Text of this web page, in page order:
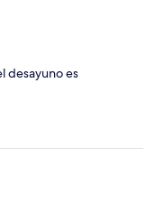
desayuno es